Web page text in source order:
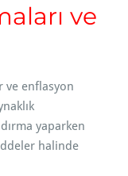
ve
ve enflasyon
yaparken
halinde